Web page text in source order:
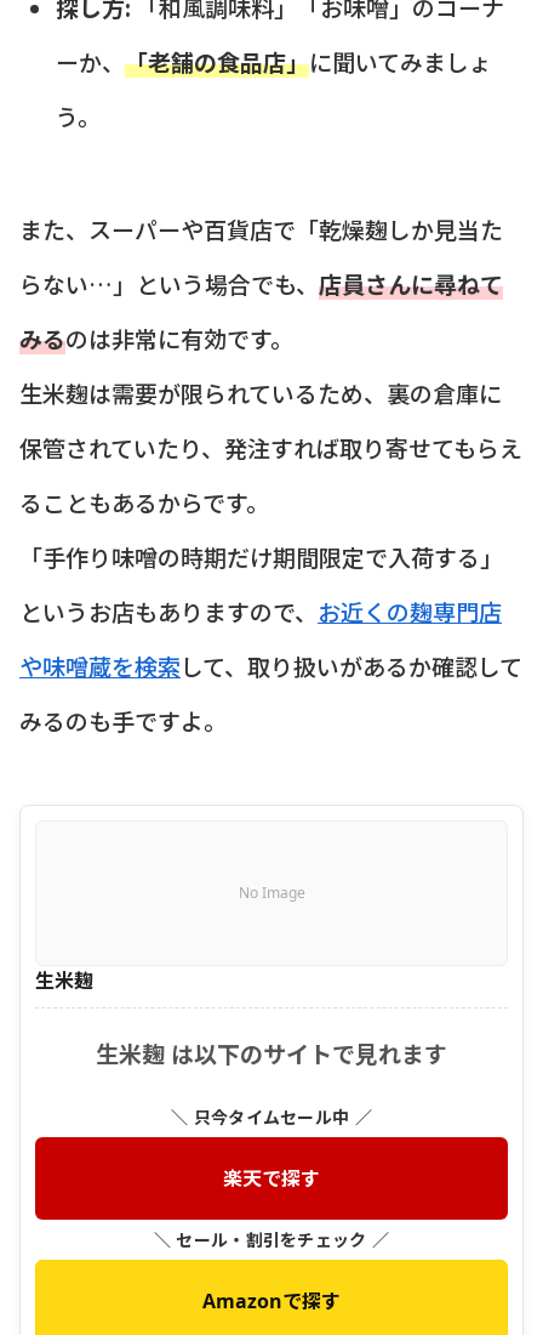
探し方: 「和風調味料」「お味噌」のコーナ
ーか、 「老舗の食品店」に聞いてみましょ
う。
また、スーパーや百貨店で「乾燥麹しか見当た
らない…」という場合でも、 店員さんに尋ねて
みるのは非常に有効です。
生米麹は需要が限られているため、裏の倉庫に
保管されていたり、発注すれば取り寄せてもらえ
ることもあるからです。
「手作り味噌の時期だけ期間限定で入荷する」
というお店もありますので、 お近くの麹専門店
や味噌蔵を検索して、取り扱いがあるか確認して
みるのも手ですよ。
No Image
生米麹
生米麹 は以下のサイトで見れます
＼ 只今タイムセール中 ／
楽天で探す
＼ セール・割引をチェック ／
Amazonで探す